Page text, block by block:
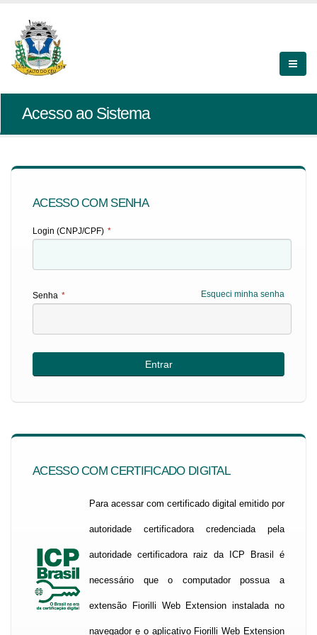
Acesso ao Sistema
ACESSO COM SENHA
Login (CNPJ/CPF) *
Esqueci minha senha
Senha *
ACESSO COM CERTIFICADO DIGITAL
Para acessar com certificado digital emitido por
autoridade certificadora credenciada pela
autoridade certificadora raiz da ICP Brasil é
necessário que o computador possua a
extensão Fiorilli Web Extension instalada no
navegador e o aplicativo Fiorilli Web Extension